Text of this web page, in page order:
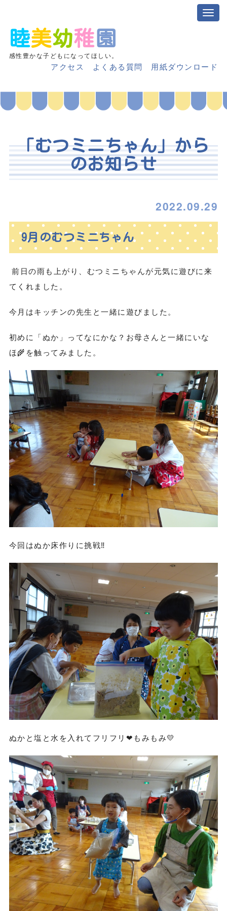
睦美幼稚 園
感性豊かな子どもになってほしい。
アクセス よくある質問 用紙ダウンロード
「むつミニちゃん」から
のお知らせ
2022.09.29
9月のむつミニちゃん
前日の雨も上がり、むつミニちゃんが元気に遊びに来
てくれました。
今月はキッチンの先生と一緒に遊びました。
初めに「ぬか」ってなにかな？お母さんと一緒にいな
ほ🌾を触ってみました。
今回はぬか床作りに挑戦‼
ぬかと塩と水を入れてフリフリ❤もみもみ💛